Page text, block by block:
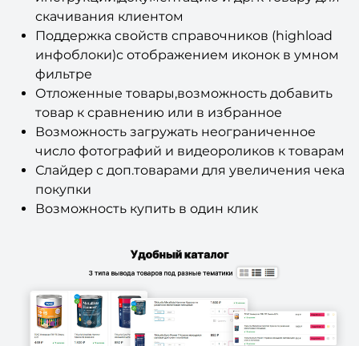
Поддержка свойств справочников (highload
инфоблоки)с отображением иконок в умном
фильтре
Отложенные товары,возможность добавить
товар к сравнению или в избранное
Возможность загружать неограниченное
число фотографий и видеороликов к товарам
Слайдер с доп.товарами для увеличения чека
покупки
Возможность купить в один клик